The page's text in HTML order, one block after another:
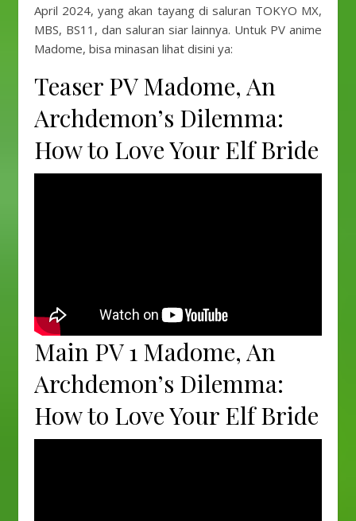
April 2024, yang akan tayang di saluran TOKYO MX,
MBS, BS11, dan saluran siar lainnya. Untuk PV anime
Madome, bisa minasan lihat disini ya:
Teaser PV Madome, An
Archdemon’s Dilemma:
How to Love Your Elf Bride
Main PV 1 Madome, An
Archdemon’s Dilemma:
How to Love Your Elf Bride